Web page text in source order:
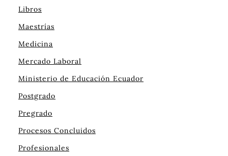
Libros
Maestrías
Medicina
Mercado Laboral
Ministerio de Educación Ecuador
Postgrado
Pregrado
Procesos Concluidos
Profesionales